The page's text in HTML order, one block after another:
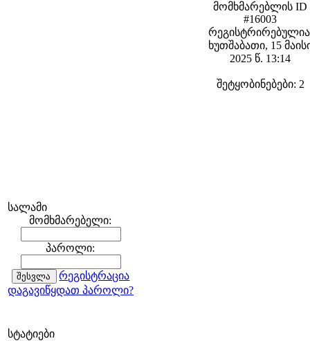
სალამი
მომხმარებელი:
პაროლი:
რეგისტრაცია
დაგავიწყდათ პაროლი?
სტატიები
მომხმარებლის ID
#16003
ხუთშაბათი, 15
2025 წ. 13:14
შეტყობინებები: 2